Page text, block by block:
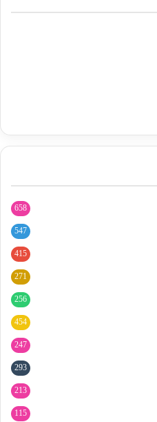
658
547
415
271
256
454
247
293
213
115